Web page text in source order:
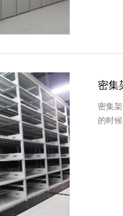
密集
密集
的时